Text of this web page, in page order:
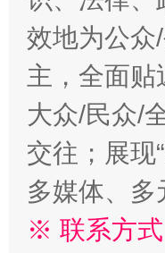
效地为公众
主，全面
大众/民众/
交往；展现
多媒体、
※ 联系方式